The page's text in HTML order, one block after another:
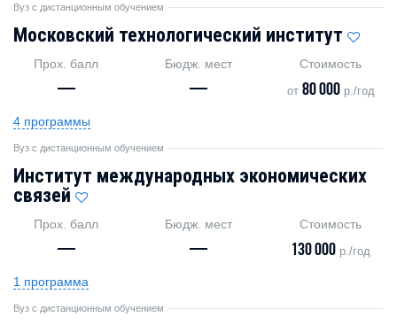
Вуз с дистанционным обучением
Московский технологический институт
Прох. балл
—
Бюдж. мест
—
Стоимость
от 80 000р./год
4 программы
Вуз с дистанционным обучением
Институт международных экономических
связей
Прох. балл
—
Бюдж. мест
—
Стоимость
130 000 р./год
1 программа
Вуз с дистанционным обучением